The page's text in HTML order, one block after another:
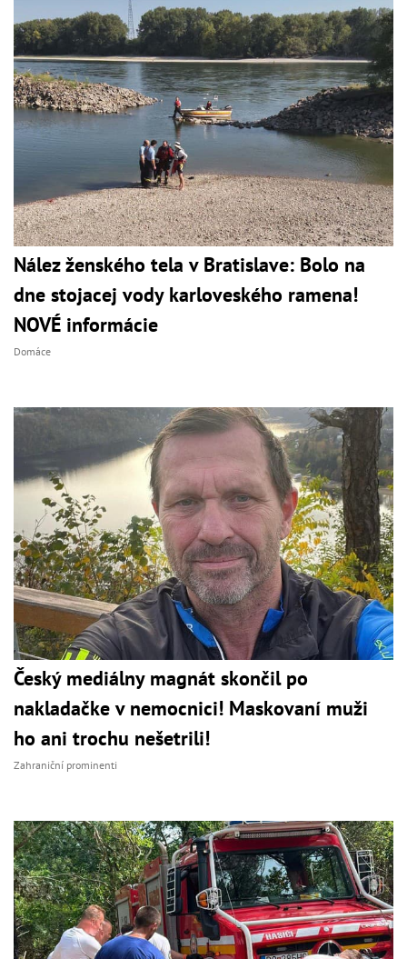
Nález ženského tela v Bratislave: Bolo na
dne stojacej vody karloveského ramena!
NOVÉ informácie
Domáce
Český mediálny magnát skončil po
nakladačke v nemocnici! Maskovaní muži
ho ani trochu nešetrili!
Zahraniční prominenti